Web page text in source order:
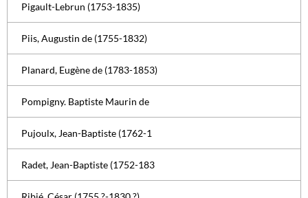
Pigault-Lebrun (1753-1835)
Piis, Augustin de (1755-1832)
Planard, Eugène de (1783-1853)
Pompigny. Baptiste Maurin de
Pujoulx, Jean-Baptiste (1762-1
Radet, Jean-Baptiste (1752-183